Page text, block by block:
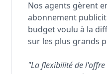
Nos agents gèrent
abonnement
budget voulu à la
sur les plus grands
"La flexibilité de